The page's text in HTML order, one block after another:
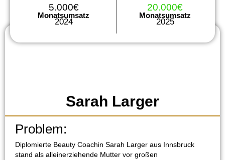
Sarah Larger
Problem:
Diplomierte Beauty Coachin Sarah Larger aus Innsbruck
stand als alleinerziehende Mutter vor großen
5.000€
Monatsumsatz
2024
20.000€
Monatsumsatz
2025